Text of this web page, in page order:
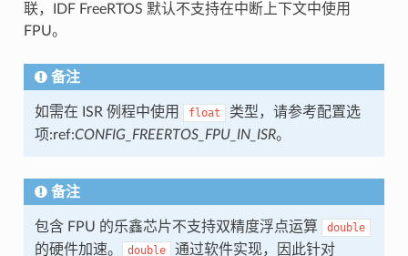
联，IDF FreeRTOS 默认不支持在中断上下文中使用
FPU。
备注
如需在 ISR 例程中使用 float
类型，请参考配置选
项:ref:CONFIG_FREERTOS_FPU_IN_ISR。
备注
包含 FPU 的乐鑫芯片不支持双精度浮点运算 double
的硬件加速。 double 通过软件实现，因此针对